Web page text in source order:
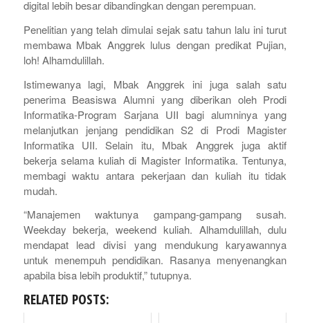
digital lebih besar dibandingkan dengan perempuan.
Penelitian yang telah dimulai sejak satu tahun lalu ini turut
membawa Mbak Anggrek lulus dengan predikat Pujian,
loh! Alhamdulillah.
Istimewanya lagi, Mbak Anggrek ini juga salah satu
penerima Beasiswa Alumni yang diberikan oleh Prodi
Informatika-Program Sarjana UII bagi alumninya yang
melanjutkan jenjang pendidikan S2 di Prodi Magister
Informatika UII. Selain itu, Mbak Anggrek juga aktif
bekerja selama kuliah di Magister Informatika. Tentunya,
membagi waktu antara pekerjaan dan kuliah itu tidak
mudah.
“Manajemen waktunya gampang-gampang susah.
Weekday bekerja,weekend kuliah. Alhamdulillah, dulu
mendapat leaddivisi yang mendukung karyawannya
untuk menempuh pendidikan. Rasanya menyenangkan
apabila bisa lebih produktif,” tutupnya.
RELATED POSTS: